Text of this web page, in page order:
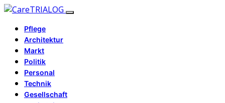
Pflege
Architektur
Markt
Politik
Personal
Technik
Gesellschaft